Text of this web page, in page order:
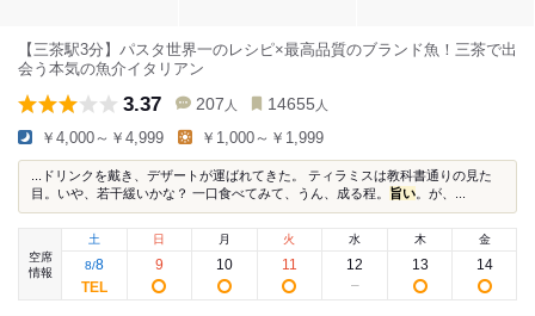
【三茶駅3分】パスタ世界一のレシピ×最高品質のブランド魚！三茶で出
会う本気の魚介イタリアン
3.37 207 人 14655 人
￥4,000～￥4,999 ￥1,000～￥1,999
...ドリンクを戴き、デザートが運ばれてきた。 ティラミスは教科書通りの見た
目。いや、若干緩いかな？ 一口食べてみて、うん、成る程。 旨い 。が、...
空席
情報
土
8/8
日
9
月
10
火
11
水
12
木
13
金
14